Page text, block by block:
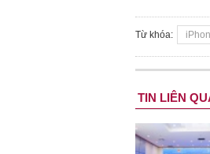
Từ khóa:
TIN LIÊN